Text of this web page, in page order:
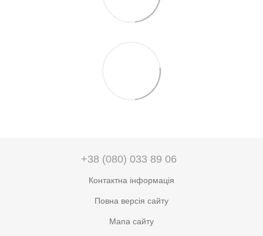
+38 (080) 033 89 06
Контактна інформація
Повна версія сайту
Мапа сайту